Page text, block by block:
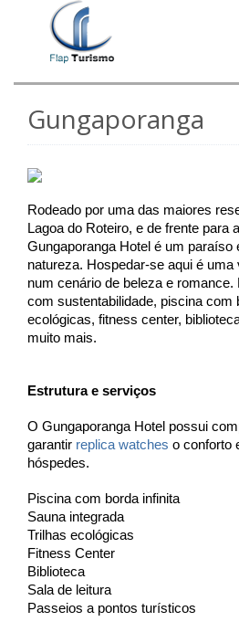
Gungaporanga
Rodeado por uma das maiores
Lagoa do Roteiro, e de frente para
Gungaporanga Hotel é um paraíso
natureza. Hospedar-se aqui é uma
num cenário de beleza e romance.
com sustentabilidade, piscina com
ecológicas, fitness center,
muito mais.
Estrutura e serviços
O Gungaporanga Hotel possui
garantir replica watches o conforto
hóspedes.
Piscina com borda infinita
Sauna integrada
Trilhas ecológicas
Fitness Center
Biblioteca
Sala de leitura
Passeios a pontos turísticos